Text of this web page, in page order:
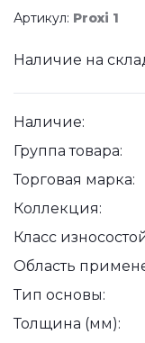
Артикул: Proxi 1
Наличие на
Наличие:
Группа товара:
Торговая марка:
Коллекция:
Класс
Область
Тип основы:
Толщина (мм):